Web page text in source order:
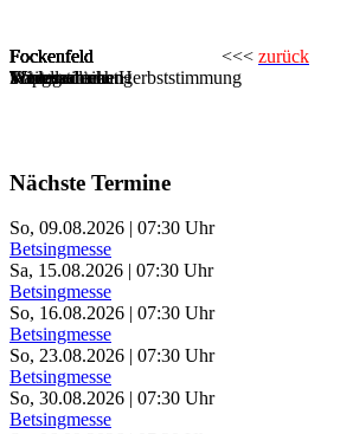
Fockenfeld
Schlossansicht
Fockenfeld
Kapelle
Fockenfeld
Morgendliche Herbststimmung
Fockenfeld
Totengedenken
Fockenfeld
Winterstimmung
Fockenfeld
Weihnachten
<<< zurück
Nächste Termine
So, 09.08.2026 | 07:30 Uhr
Betsingmesse
Sa, 15.08.2026 | 07:30 Uhr
Betsingmesse
So, 16.08.2026 | 07:30 Uhr
Betsingmesse
So, 23.08.2026 | 07:30 Uhr
Betsingmesse
So, 30.08.2026 | 07:30 Uhr
Betsingmesse